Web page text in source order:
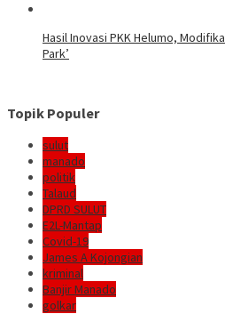
Hasil Inovasi PKK Helumo,
Park’
Topik Populer
sulut
manado
politik
Talaud
DPRD SULUT
E2L-Mantap
Covid-19
James A Kojongian
kriminal
Banjir Manado
golkar